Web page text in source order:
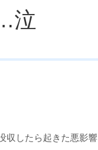
泣
収したら起きた悪影響